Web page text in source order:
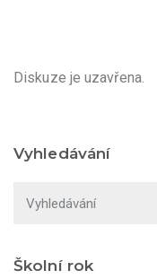
Diskuze je uzavřena.
Vyhledávání
Školní rok